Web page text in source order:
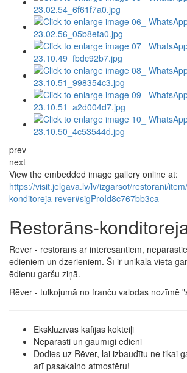
prev
next
View the embedded image gallery online at:
https://visit.jelgava.lv/lv/izgarsot/restorani/
konditoreja-rever#sigProId8c767bb3ca
Restorāns-
Rēver - restorāns ar interesantiem,
ēdieniem un dzērieniem. Šī ir unikāla vieta
ēdienu garšu ziņā.
Rēver - tulkojumā no franču valodas nozīmē
Ekskluzīvas kafijas kokteiļi
Neparasti un gaumīgi ēdieni
Dodies uz Rēver, lai izbaudītu ne tikai
arī pasakaino atmosfēru!